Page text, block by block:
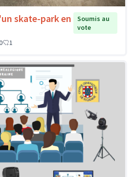
skate-park en
Soumis au
vote
1